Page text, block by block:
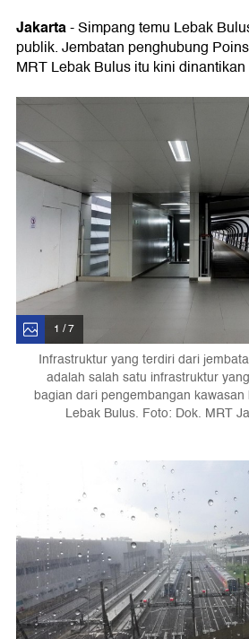
Jakarta- Simpang temu Lebak
publik. Jembatan penghubung
MRT Lebak Bulus itu kini
1 / 7
Infrastruktur yang terdiri dari
adalah salah satu infrastruktur
bagian dari pengembangan
Lebak Bulus. Foto: Dok. MRT